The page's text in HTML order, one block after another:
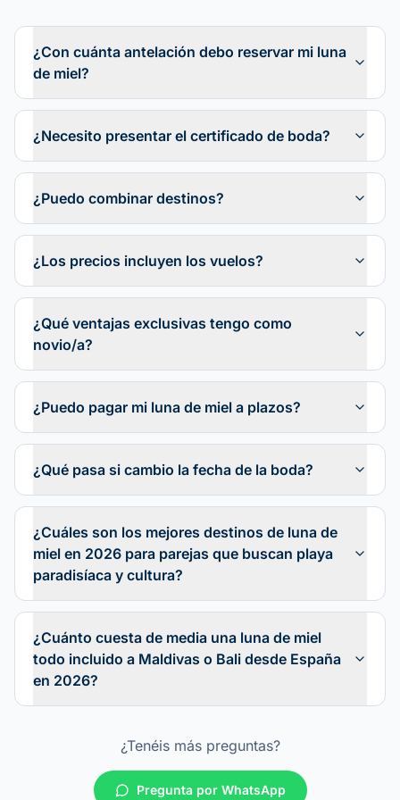
¿Con cuánta antelación debo reservar mi luna
de miel?
¿Necesito presentar el certificado de boda?
¿Puedo combinar destinos?
¿Los precios incluyen los vuelos?
¿Qué ventajas exclusivas tengo como
novio/a?
¿Puedo pagar mi luna de miel a plazos?
¿Qué pasa si cambio la fecha de la boda?
¿Cuáles son los mejores destinos de luna de
miel en 2026 para parejas que buscan playa
paradisíaca y cultura?
¿Cuánto cuesta de media una luna de miel
todo incluido a Maldivas o Bali desde España
en 2026?
¿Tenéis más preguntas?
Pregunta por WhatsApp